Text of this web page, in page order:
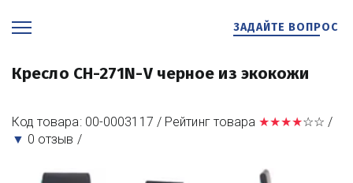
ЗАДАЙТЕ ВОПРОС
Кресло CH-271N-V черное из экокожи
Код товара: 00-0003117 / Рейтинг товара ★★★★☆☆ /
▼ 0 отзыв /